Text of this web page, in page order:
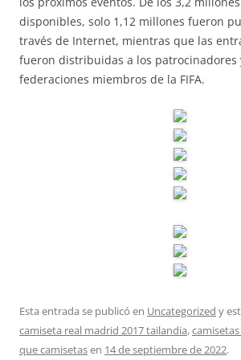
disponibles, solo 1,12 millones fueron
través de Internet, mientras que las
fueron distribuidas a los patrocinadores
federaciones miembros de la FIFA.
Esta entrada se publicó en Uncategorized y
camiseta real madrid 2017 tailandia,
que camisetasen 14 de septiembre de 2022.